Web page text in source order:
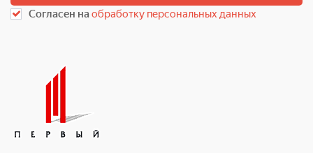
Согласен наобработку персональных данных